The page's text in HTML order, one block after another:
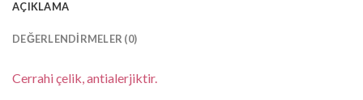
AÇIKLAMA
DEĞERLENDIRMELER (0)
Cerrahi çelik, antialerjiktir.